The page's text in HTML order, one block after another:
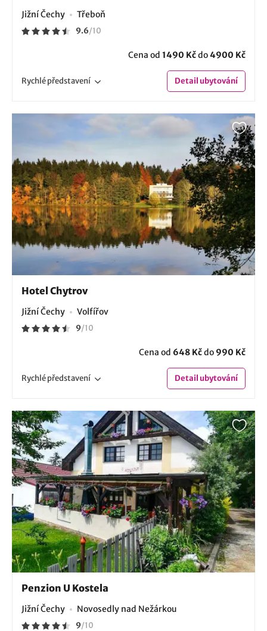
Jižní Čechy Třeboň
9.6/10
Cena od 1490 Kčdo4900 Kč
Rychlépředstavení Detailubytování
Hotel Chytrov
Jižní Čechy Volfířov
9/10
Cena od 648 Kčdo 990 Kč
Rychlépředstavení Detailubytování
Penzion U Kostela
Jižní Čechy Novosedly nad Nežárkou
9/10